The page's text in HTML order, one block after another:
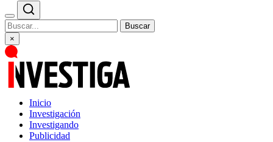
Buscar
×
Inicio
Investigación
Investigando
Publicidad